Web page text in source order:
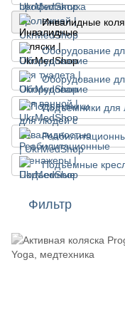
Инвалидные
Оборудование
Оборудование
Подъемники для
Подъемные
Фильтр